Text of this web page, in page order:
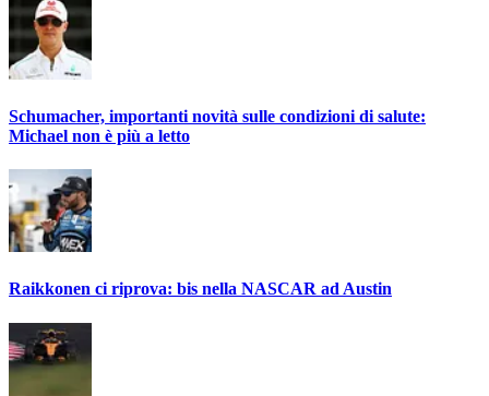
Schumacher, importanti novità sulle condizioni di salute:
Michael non è più a letto
Raikkonen ci riprova: bis nella NASCAR ad Austin